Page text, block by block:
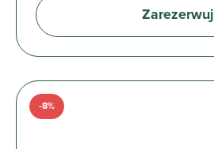
Zarezerwuj
-8%